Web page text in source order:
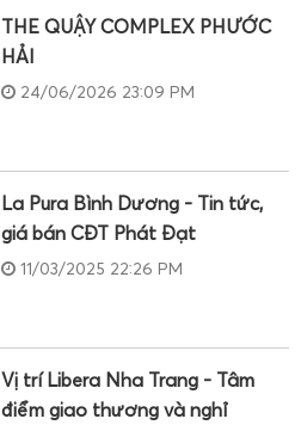
THE QUẬY COMPLEX PHƯỚC
HẢI
24/06/2026 23:09 PM
La Pura Bình Dương - Tin tức,
giá bán CĐT Phát Đạt
11/03/2025 22:26 PM
Vị trí Libera Nha Trang - Tâm
điểm giao thương và nghỉ